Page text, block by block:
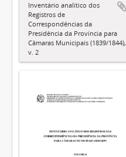
Inventário analítico dos
Registros de
Correspondências da
Presidência da Província para
Câmaras Municipais (1839/1844),
v. 2